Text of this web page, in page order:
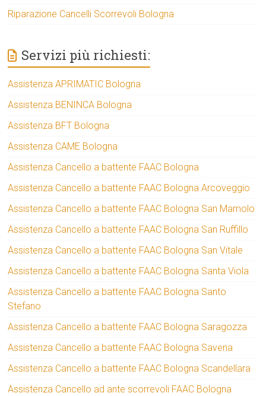
Riparazione Cancelli Scorrevoli Bologna
Servizi più richiesti:
Assistenza APRIMATIC Bologna
Assistenza BENINCA Bologna
Assistenza BFT Bologna
Assistenza CAME Bologna
Assistenza Cancello a battente FAAC Bologna
Assistenza Cancello a battente FAAC Bologna Arcoveggio
Assistenza Cancello a battente FAAC Bologna San Mamolo
Assistenza Cancello a battente FAAC Bologna San Ruffillo
Assistenza Cancello a battente FAAC Bologna San Vitale
Assistenza Cancello a battente FAAC Bologna Santa Viola
Assistenza Cancello a battente FAAC Bologna Santo
Stefano
Assistenza Cancello a battente FAAC Bologna Saragozza
Assistenza Cancello a battente FAAC Bologna Savena
Assistenza Cancello a battente FAAC Bologna Scandellara
Assistenza Cancello ad ante scorrevoli FAAC Bologna